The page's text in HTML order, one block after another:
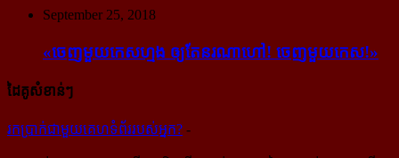
September 25, 2018
«ចេញ​មួយ​កេស​ហ្មង ឲ្យ​តែ​នរណា​ហៅ! ចេញ​មួយ​កេស!»
ដៃគូសំខាន់ៗ
រក​​ប្រាក់​​ជា​​មួយ​​គេហទំព័រ​​របស់​​អ្នក? -